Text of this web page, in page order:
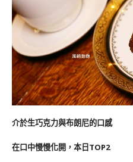
介於生巧克力與布朗尼的口感
在口中慢慢化開，本日TOP2